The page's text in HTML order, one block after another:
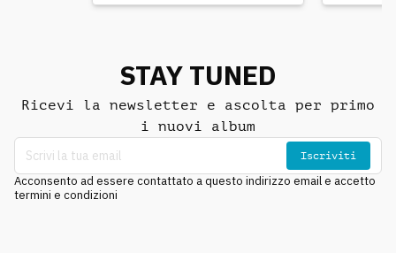
STAY TUNED
Ricevi la newsletter e ascolta per primo
i nuovi album
Iscriviti
Acconsento ad essere contattato a questo indirizzo email e accetto
termini e condizioni